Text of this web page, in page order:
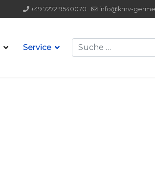
+49 7272 9540070 info@kmv-
Service Suchen